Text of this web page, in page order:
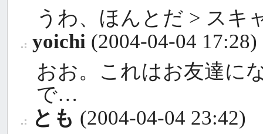
うわ、ほんとだ > スキ
yoichi (2004-04-04 17:28)
おお。これはお友達に
で…
とも (2004-04-04 23:42)